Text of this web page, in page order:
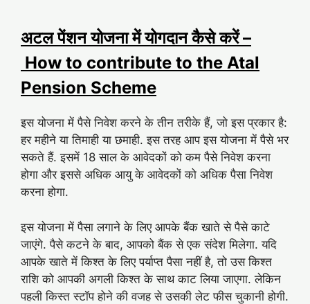
अटल पेंशन योजना में योगदान कैसे करें –
How to contribute to the Atal
Pension Scheme
इस योजना में पैसे निवेश करने के तीन तरीके हैं, जो इस प्रकार है:
हर महीने या तिमाही या छमाही. इस तरह आप इस योजना में पैसे भर
सकते हैं. इसमें 18 साल के आवेदकों को कम पैसे निवेश करना
होगा और इससे अधिक आयु के आवेदकों को अधिक पैसा निवेश
करना होगा.
इस योजना में पैसा लगाने के लिए आपके बैंक खाते से पैसे काटे
जाएंगे. पैसे कटने के बाद, आपको बैंक से एक संदेश मिलेगा. यदि
आपके खाते में किश्त के लिए पर्याप्त पैसा नहीं है, तो उस किश्त
राशि को आपकी अगली किश्त के साथ काट लिया जाएगा. लेकिन
पहली किस्त स्टॉप होने की वजह से उसकी लेट फीस चुकानी होगी.